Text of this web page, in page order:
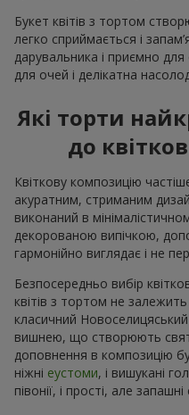
Букет квітів з тортом
легко сприймається і
дарувальника і приємно
для очей і делікатна
Які торти
до
Квіткову композицію
акуратним, стриманим
виконаний в
декорованою випічкою,
гармонійно виглядає і не
Безпосередньо вибір
квітів з тортом не
класичний
вишнею, що створюють
доповнення в композицію
ніжні еустоми, і вишукані
півонії, і прості, але запашні